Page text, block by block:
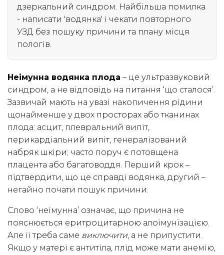
дзеркальний синдром. Найбільша помилка
- написати 'водянка' і чекати повторного
УЗД без пошуку причини та плану місця
пологів.
Неімунна водянка плода – це ультразвуковий
синдром, а не відповідь на питання ‘що сталося’.
Зазвичай мають на увазі накопичення рідини
щонайменше у двох просторах або тканинах
плода: асцит, плевральний випіт,
перикардіальний випіт, генералізований
набряк шкіри; часто поруч є потовщена
плацента або багатоводдя. Перший крок –
підтвердити, що це справді водянка, другий –
негайно почати пошук причини.
Слово ‘неімунна’ означає, що причина не
пояснюється еритроцитарною алоімунізацією.
Але її треба саме виключити, а не припустити.
Якщо у матері є антитіла, плід може мати анемію,